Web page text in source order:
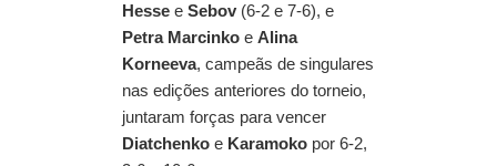
Hesse e Sebov (6-2 e 7-6), e
Petra Marcinko e Alina
Korneeva, campeãs de singulares
nas edições anteriores do torneio,
juntaram forças para vencer
Diatchenko e Karamoko por 6-2,